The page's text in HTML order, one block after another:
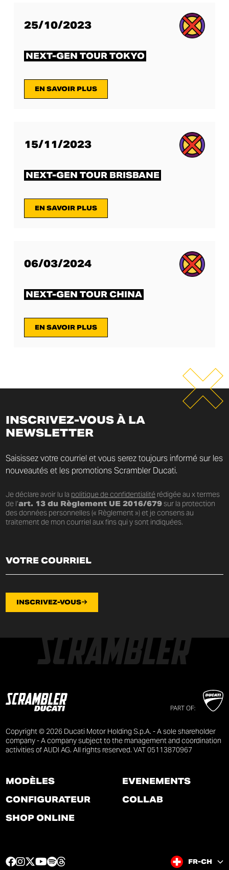
25/10/2023
NEXT-GEN TOUR TOKYO
EN SAVOIR PLUS
15/11/2023
NEXT-GEN TOUR BRISBANE
EN SAVOIR PLUS
06/03/2024
NEXT-GEN TOUR CHINA
EN SAVOIR PLUS
INSCRIVEZ-VOUS À LA
NEWSLETTER
Saisissez votre courriel et vous serez toujours informé sur les
nouveautés et les promotions Scrambler Ducati.
Je déclare avoir lu la politique de confidentialité rédigée au x termes
de l’art. 13 du Règlement UE 2016/679sur la protection
des données personnelles (« Règlement ») et je consens au
traitement de mon courriel aux fins qui y sont indiquées.
INSCRIVEZ-VOUS
PART OF:
Copyright © 2026 Ducati Motor Holding S.p.A. - A sole shareholder
company - A company subject to the management and coordination
activities of AUDI AG. All rights reserved. VAT 05113870967
MODÈLES
CONFIGURATEUR
SHOP ONLINE
ÉVÉNEMENTS
COLLAB
F I T Y S FR-CH